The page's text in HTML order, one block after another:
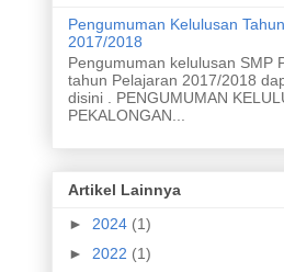
Pengumuman Kelulusan
2017/2018
Pengumuman kelulusan SMP
tahun Pelajaran 2017/2018
disini . PENGUMUMAN
PEKALONGAN...
Artikel Lainnya
►2024 (1)
► 2022 (1)